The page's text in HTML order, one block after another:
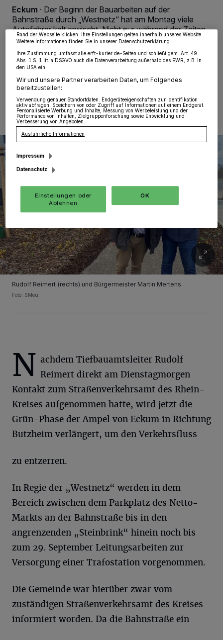
Eckum · Der Beginn der Bauarbeiten auf der
Bahnstraße durch „Westnetz“ hat am Montag viele
Autofahrer kalt erwischt. Nicht nur während der Zeiten
des Berufsverkehrs stauten sich die Autos zeitweise bis
zurück zum „Center am Park“ an der Venloer Straße.
12.09.2023 , 14:45 Uhr
Rudolf Reimert (rechts) und Bürgermeister Martin Mertens.
Foto: SMeu.
N achdem Tiefbauamtsleiter Rudolf
Reimert direkt am Dienstagmorgen
Kontakt zum Straßenverkehrsamt des Rhein-
Kreises aufgenommen hatte, wird jetzt die
Grün-Phase der Ampel von Eckum in Richtung
Butzheim verlängert, um den Verkehrsfluss
zu entzerren.
In Regie der „Westnetz“ werden in dem
Bereich zwischen dem Parkplatz des Netto-
Markts an der Bahnstraße bis in den
angrenzenden „Steinbrink“ hinein noch bis
zum 29. September Leitungsarbeiten zur
Versorgung einer Trafostation vorgenommen.
Die Gemeinde war hierüber zwar vom
zuständigen Straßenverkehrsamt des Kreises
informiert worden. Da die Bahnstraße ein
Zwecke. Wenn Tracker deaktiviert sind, sind manche Inhalte und Anzeigen
möglicherweise nicht mehr so relevant für Sie. Sie können dieses Menü jederzeit
wieder aufrufen, um Ihre Einstellungen zu ändern oder Ihre Einwilligung zu
widerrufen, indem Sie auf den Link Einstellungen oder Ablehnen am unteren
Rand der Webseite klicken. Ihre Einstellungen gelten innerhalb unseres Website.
Weitere Informationen finden Sie in unserer Datenschutzerklärung.
Ihre Zustimmung umfasst alle erft-kurier.de-Seiten und schließt gem. Art. 49
Abs. 1 S. 1 lit. a DSGVO auch die Datenverarbeitung außerhalb des EWR, z.B. in
den USA ein.
Wir und unsere Partner verarbeiten Daten, um Folgendes
bereitzustellen:
Verwendung genauer Standortdaten. Endgeräteeigenschaften zur Identifikation
aktiv abfragen. Speichern von oder Zugriff auf Informationen auf einem Endgerät.
Personalisierte Werbung und Inhalte, Messung von Werbeleistung und der
Performance von Inhalten, Zielgruppenforschung sowie Entwicklung und
Verbesserung von Angeboten.
Ausführliche Informationen
Impressum
Datenschutz
Einstellungen oder
Ablehnen
OK